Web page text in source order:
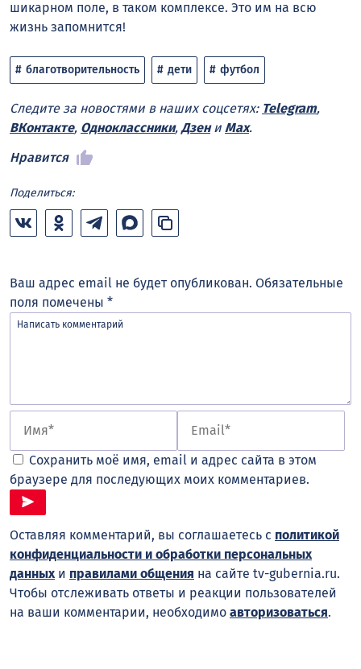
шикарном поле, в таком комплексе. Это им на всю
жизнь запомнится!
благотворительность дети футбол
Следите за новостями в наших соцсетях: Telegram,
ВКонтакте, Одноклассники, Дзени Max.
Нравится
Поделиться:
Ваш адрес email не будет опубликован. Обязательные
поля помечены *
Сохранить моё имя, email и адрес сайта в этом
браузере для последующих моих комментариев.
Оставляя комментарий, вы соглашаетесь с политикой
конфиденциальности и обработки персональных
данных и правилами общения на сайте tv-gubernia.ru.
Чтобы отслеживать ответы и реакции пользователей
на ваши комментарии, необходимо авторизоваться.